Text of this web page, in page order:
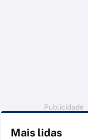
Publicidade
Mais lidas